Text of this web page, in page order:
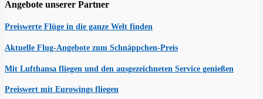
Angebote unserer Partner
Preiswerte Flüge in die ganze Welt finden
Aktuelle Flug-Angebote zum Schnäppchen-Preis
Mit Lufthansa fliegen und den ausgezeichneten Service genießen
Preiswert mit Eurowings fliegen